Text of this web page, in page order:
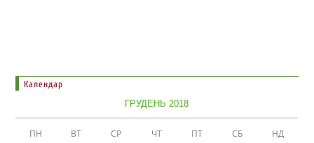
Календар
ГРУДЕНЬ 2018
ПН ВТ СР ЧТ ПТ СБ НД